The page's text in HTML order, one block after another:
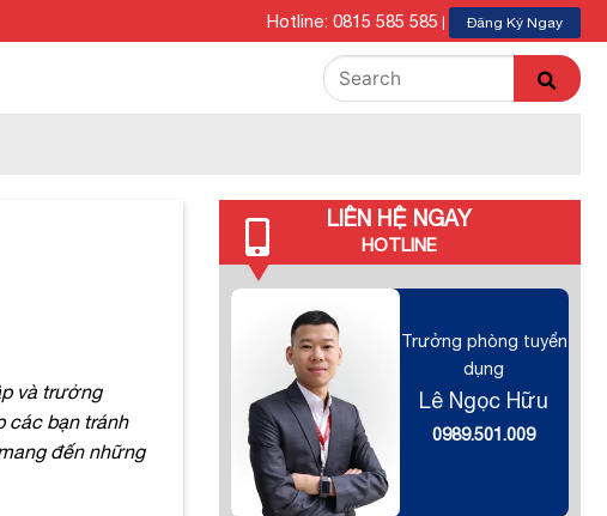
Hotline: 0815 585 585 Đăng Ký Ngay
và trưởng
các bạn tránh
đến những
LIÊN HỆ NGAY
HOTLINE
Trưởng phòng tuyển
dụng
Lê Ngọc Hữu
0989.501.009